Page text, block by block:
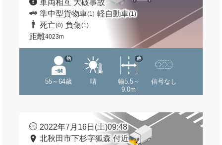
車両相互 大破事故
準中型貨物車(1) 軽自動車(1)
死亡(0) 負傷(1)
距離4023m
55～64歳
他
晴
幅5.5～
9.0m
他
信号なし
2022年7月16日(土)09:48
北秋田市下杉字狐森 付近